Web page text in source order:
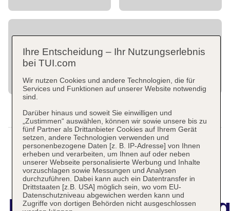
Ihre Entscheidung – Ihr Nutzungserlebnis
bei TUI.com
Wir nutzen Cookies und andere Technologien, die für
Services und Funktionen auf unserer Website notwendig
sind.
Darüber hinaus und soweit Sie einwilligen und
„Zustimmen“ auswählen, können wir sowie unsere bis zu
fünf Partner als Drittanbieter Cookies auf Ihrem Gerät
setzen, andere Technologien verwenden und
personenbezogene Daten [z. B. IP-Adresse] von Ihnen
erheben und verarbeiten, um Ihnen auf oder neben
unserer Webseite personalisierte Werbung und Inhalte
vorzuschlagen sowie Messungen und Analysen
durchzuführen. Dabei kann auch ein Datentransfer in
Drittstaaten [z.B. USA] möglich sein, wo vom EU-
Datenschutzniveau abgewichen werden kann und
Zugriffe von dortigen Behörden nicht ausgeschlossen